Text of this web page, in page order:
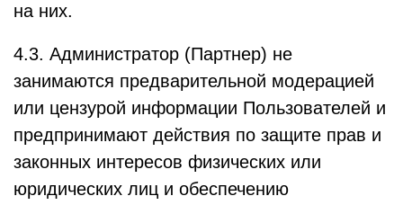
на них.
4.3. Администратор (Партнер) не
занимаются предварительной модерацией
или цензурой информации Пользователей и
предпринимают действия по защите прав и
законных интересов физических или
юридических лиц и обеспечению